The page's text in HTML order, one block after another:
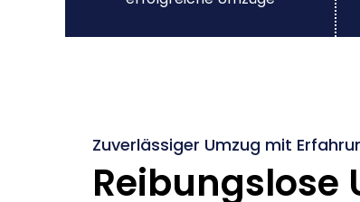
Zuverlässiger Umzug mit
Reibungslose